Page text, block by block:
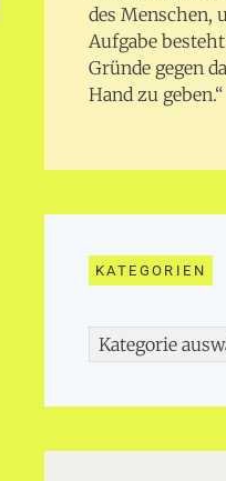
des Menschen,
Aufgabe
Gründe gegen
Hand zu geben.“
KATEGORIEN
Kategorien